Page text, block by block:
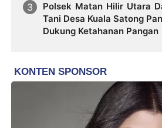
Polsek Matan Hilir Utara
Tani Desa Kuala Satong
Dukung Ketahanan Pangan